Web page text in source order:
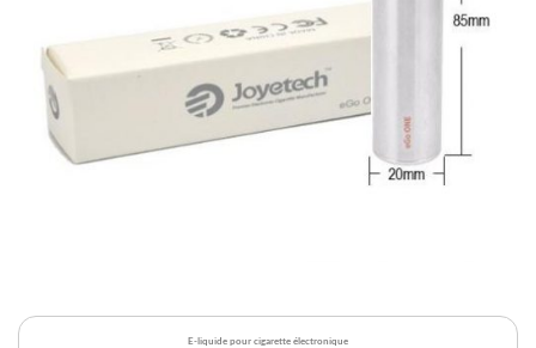
E-liquide pour cigarette électronique